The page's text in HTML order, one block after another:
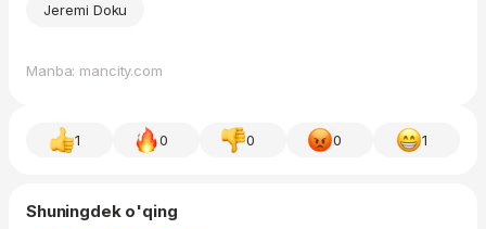
Jeremi Doku
Manba: mancity.com
1 0 0 0 1
Shuningdek o'qing